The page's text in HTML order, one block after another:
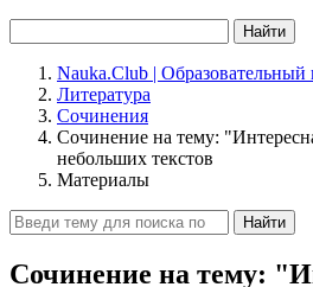
Найти
Nauka.Club | Образовательный
Литература
Сочинения
Сочинение на тему:
небольших текстов
Материалы
Найти
Сочинение на тему: